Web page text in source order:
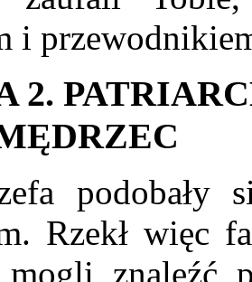
i
2. P
Rzekł więc
mogli znaleźć